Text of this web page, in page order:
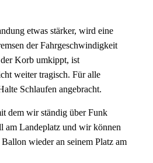
etwas stärker, wird eine
der Fahrgeschwindigkeit
Korb umkippt, ist
weiter tragisch. Für alle
Schlaufen angebracht.
dem wir ständig über Funk
am Landeplatz und wir können
wieder an seinem Platz am